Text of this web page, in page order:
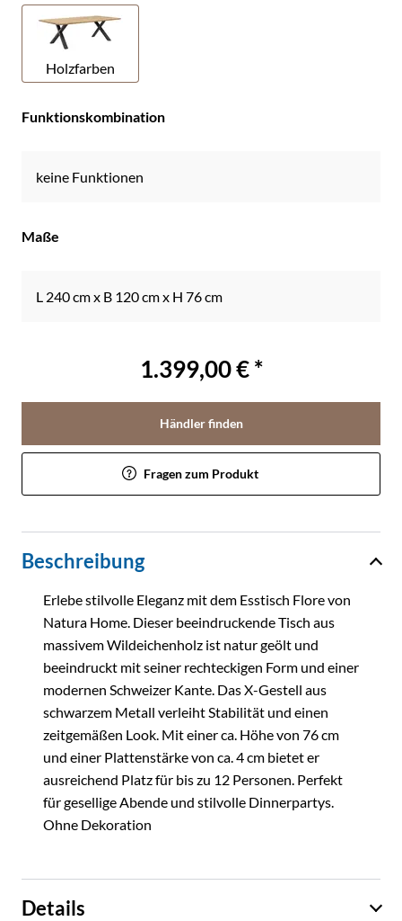
Holzfarben
Funktionskombination
keine Funktionen
Maße
L 240 cm x B 120 cm x H 76 cm
1.399,00 € *
Händler finden
Fragen zum Produkt
Beschreibung
Erlebe stilvolle Eleganz mit dem Esstisch Flore von
Natura Home. Dieser beeindruckende Tisch aus
massivem Wildeichenholz ist natur geölt und
beeindruckt mit seiner rechteckigen Form und einer
modernen Schweizer Kante. Das X-Gestell aus
schwarzem Metall verleiht Stabilität und einen
zeitgemäßen Look. Mit einer ca. Höhe von 76 cm
und einer Plattenstärke von ca. 4 cm bietet er
ausreichend Platz für bis zu 12 Personen. Perfekt
für gesellige Abende und stilvolle Dinnerpartys.
Ohne Dekoration
Details